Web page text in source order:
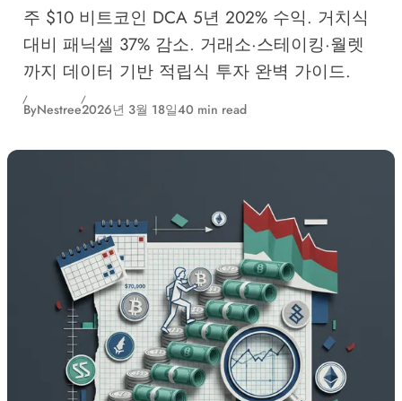
주 $10 비트코인 DCA 5년 202% 수익. 거치식
대비 패닉셀 37% 감소. 거래소·스테이킹·월렛
까지 데이터 기반 적립식 투자 완벽 가이드.
ByNestree2026년 3월 18일40 min read